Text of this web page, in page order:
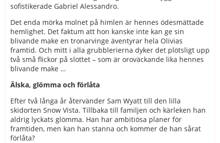
sofistikerade Gabriel Alessandro.
Det enda mörka molnet på himlen är hennes ödesmättade
hemlighet. Det faktum att hon kanske inte kan ge sin
blivande make en tronarvinge äventyrar hela Olivias
framtid. Och mitt i alla grubblerierna dyker det plötsligt upp
två små flickor på slottet – som är oroväckande lika hennes
blivande make …
Älska, glömma och förlåta
Efter två långa år återvänder Sam Wyatt till den lilla
skidorten Snow Vista. Tillbaka till familjen och kärleken han
aldrig lyckats glömma. Han har ambitiösa planer för
framtiden, men kan han stanna och kommer de han sårat
förlåta?